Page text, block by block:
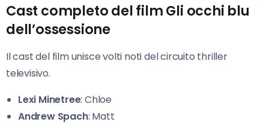
Cast completo del film Gli occhi blu
dell’ossessione
Il cast del film unisce volti noti del circuito thriller
televisivo.
Lexi Minetree: Chloe
Andrew Spach: Matt